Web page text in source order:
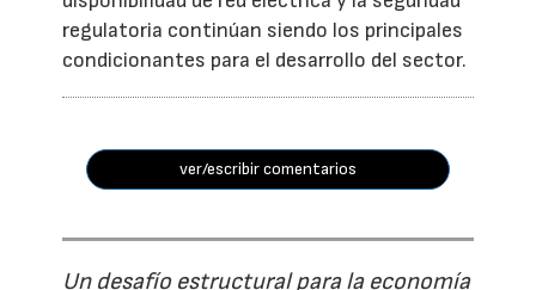
regulatoria continúan siendo los principales
condicionantes para el desarrollo del sector.
ver/escribir comentarios
Un desafío estructural para la economía